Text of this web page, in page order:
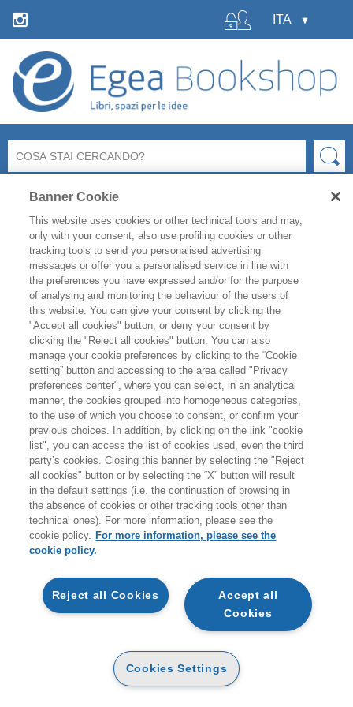
La libreria Egea resteràchiusaper le ferie estive
19 agostocompresi.
Per i titoli disponibili, l'evasione degli ordini è garantita
fino a venerdì 31 luglio, mentre gli ordini effettuati
durante il periodo di chiusura saranno evasi a partire da
giovedì 20 agosto.
A coloro che effettueranno ordini durante i giorni di
chiusura non verranno addebitati costi per le spedizioni
sul territorio italiano.
Vi ricordiamo inoltre che durante la pausa estivanon
sarà attivo il servizio di customer care.
Buone vacanze e a presto!
ARTICOLI NEL CARRELLO
PALMARINI NICOLA
INFILTRATE (LE)
ACQUISTANDO UN PRODOTTO DIGITALE
DI PROCEDERE VERIFICA LA COMPATIBILITÀ
Banner Cookie
This website uses cookies or other technical tools and may,
only with your consent, also use profiling cookies or other
tracking tools to send you personalised advertising
messages or offer you a personalised service in line with
the preferences you have expressed and/or for the purpose
of analysing and monitoring the behaviour of the users of
this website. You can give your consent by clicking the
"Accept all cookies" button, or deny your consent by
clicking the "Reject all cookies" button. You can also
manage your cookie preferences by clicking to the “Cookie
setting” button and accessing to the area called "Privacy
preferences center", where you can select, in an analytical
manner, the cookies grouped into homogeneous categories,
to the use of which you choose to consent, or confirm your
previous choices. In addition, by clicking on the link "cookie
list", you can access the list of cookies used, even the third
party’s cookies. Closing this banner by selecting the "Reject
all cookies" button or by selecting the “X” button will result
in the default settings (i.e. the continuation of browsing in
the absence of cookies or other tracking tools other than
technical ones). For more information, please see the
cookie policy. For more information, please see the
cookie policy.
Accept all
Cookies
Reject all Cookies
Cookies Settings